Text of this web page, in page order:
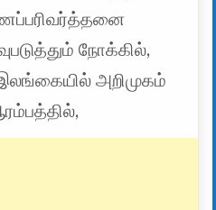
நோக்கில்,
அறிமுகம்